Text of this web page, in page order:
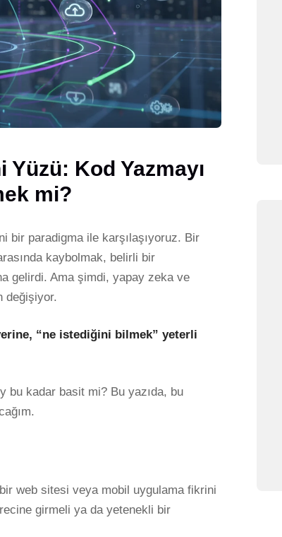
Kod Yazmayı
mi?
bir paradigma ile karşılaşıyoruz. Bir
kaybolmak, belirli bir
gelirdi. Ama şimdi, yapay zeka ve
değişiyor.
“ne istediğini bilmek” yeterli
bu kadar basit mi? Bu yazıda, bu
web sitesi veya mobil uygulama fikrini
girmeli ya da yetenekli bir